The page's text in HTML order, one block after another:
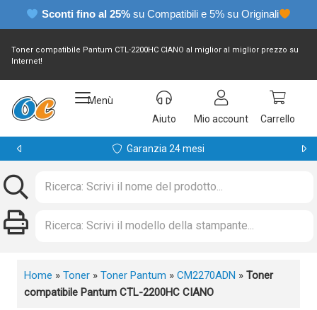
Sconti fino al 25% su Compatibili e 5% su Originali
Toner compatibile Pantum CTL-2200HC CIANO al miglior al miglior prezzo su
Internet!
Menù
Aiuto
Mio account Carrello
Garanzia 24 mesi
Home » Toner » Toner Pantum » CM2270ADN » Toner
compatibile Pantum CTL-2200HC CIANO